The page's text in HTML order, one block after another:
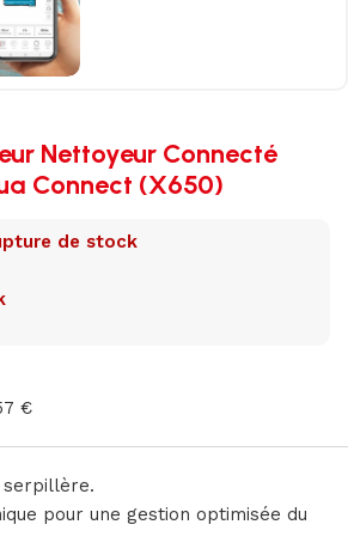
Nettoyeur Connecté
Connect (X650)
de stock
€
pour une gestion optimisée du